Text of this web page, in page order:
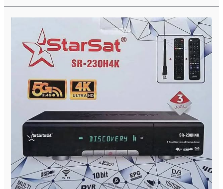
Starsat
230H
4k
5G